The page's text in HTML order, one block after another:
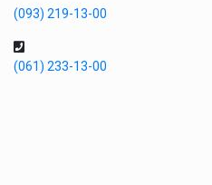
(093) 219-13-00
(061) 233-13-00